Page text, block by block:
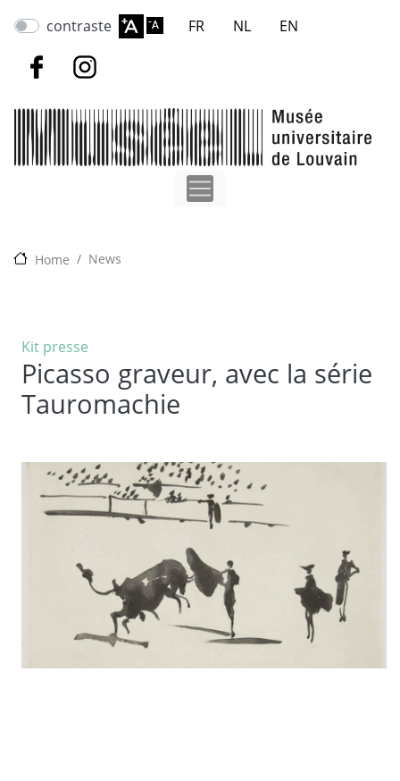
au
contraste FR NL EN
Home News
Kit presse
Picasso graveur, avec la série
Tauromachie